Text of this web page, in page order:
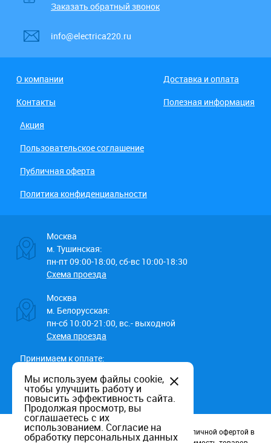
Заказать обратный звонок
info@electrica220.ru
О компании
Доставка и оплата
Контакты
Полезная информация
Акция
Пользовательское соглашение
Публичная оферта
Политика конфиденциальности
Москва
м. Тушинская:
пн-пт 09:00-18:00, сб-вс 10:00-18:30
Схема проезда
Москва
м. Белорусская:
пн-сб 10:00-21:00, вс.- выходной
Схема проезда
Принимаем к оплате:
Данный информационный ресурс не является публичной офертой в
Мы используем файлы cookie,
чтобы улучшить работу и
повысить эффективность сайта.
Продолжая просмотр, вы
соглашаетесь с их
использованием. Согласие на
обработку персональных данных